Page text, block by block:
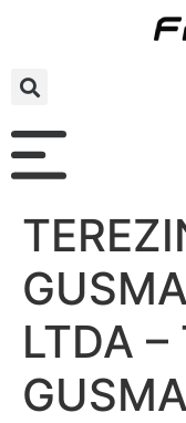
LTDA –